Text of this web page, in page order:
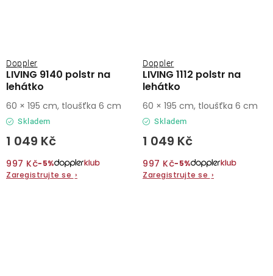
LIVING 9140 polstr na
lehátko
Doppler
Skladem
1 049 Kč
997 Kč−5%
Zaregistrujte se ›
60 × 195 cm, tloušťka 6 cm
LIVING 1112 polstr na
lehátko
Doppler
Skladem
1 049 Kč
997 Kč−5%
Zaregistrujte se ›
60 × 195 cm, tloušťka 6 cm